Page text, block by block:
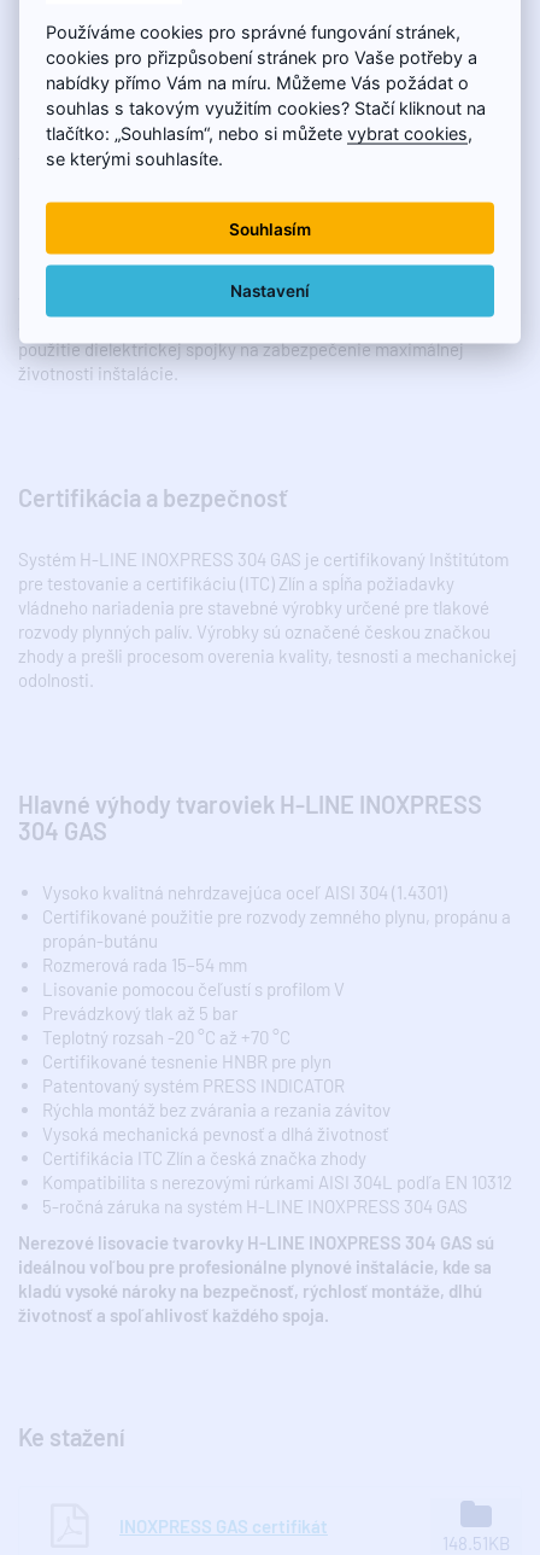
eliminuje možnosť prehliadnutia nelisovaného spoja.
Vysoká odolnosť proti korózii
Pri kontakte s plynom nedochádza k vnútornej korózii systému.
Konštrukcia z nehrdzavejúcej ocele navyše zabezpečuje vysokú
odolnosť voči bežným prevádzkovým podmienkam. Systém je
vhodný na kombináciu s rozvodmi z nehrdzavejúcej ocele, medi
aj zliatin medi. Pri spájaní rôznych materiálov sa odporúča
použitie dielektrickej spojky na zabezpečenie maximálnej
životnosti inštalácie.
Certifikácia a bezpečnosť
Systém H-LINE INOXPRESS 304 GAS je certifikovaný Inštitútom
pre testovanie a certifikáciu (ITC) Zlín a spĺňa požiadavky
vládneho nariadenia pre stavebné výrobky určené pre tlakové
rozvody plynných palív. Výrobky sú označené českou značkou
zhody a prešli procesom overenia kvality, tesnosti a mechanickej
odolnosti.
Hlavné výhody tvaroviek H-LINE INOXPRESS
304 GAS
Vysoko kvalitná nehrdzavejúca oceľ AISI 304 (1.4301)
Certifikované použitie pre rozvody zemného plynu, propánu a
propán-butánu
Rozmerová rada 15–54 mm
Lisovanie pomocou čeľustí s profilom V
Prevádzkový tlak až 5 bar
Teplotný rozsah -20 °C až +70 °C
Certifikované tesnenie HNBR pre plyn
Patentovaný systém PRESS INDICATOR
Rýchla montáž bez zvárania a rezania závitov
Vysoká mechanická pevnosť a dlhá životnosť
Certifikácia ITC Zlín a česká značka zhody
Kompatibilita s nerezovými rúrkami AISI 304L podľa EN 10312
5-ročná záruka na systém H-LINE INOXPRESS 304 GAS
Nerezové lisovacie tvarovky H-LINE INOXPRESS 304 GAS sú
ideálnou voľbou pre profesionálne plynové inštalácie, kde sa
kladú vysoké nároky na bezpečnosť, rýchlosť montáže, dlhú
životnosť a spoľahlivosť každého spoja.
Ke stažení
INOXPRESS GAS certifikát
148.51KB
Používáme cookies pro správné fungování stránek,
cookies pro přizpůsobení stránek pro Vaše potřeby a
nabídky přímo Vám na míru. Můžeme Vás požádat o
souhlas s takovým využitím cookies? Stačí kliknout na
tlačítko: „Souhlasím“, nebo si můžetevybrat cookies,
se kterými souhlasíte.
Souhlasím
Nastavení